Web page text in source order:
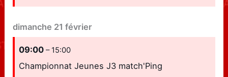
dimanche 21 février
09:00– 15:00
Championnat Jeunes J3 match'Ping